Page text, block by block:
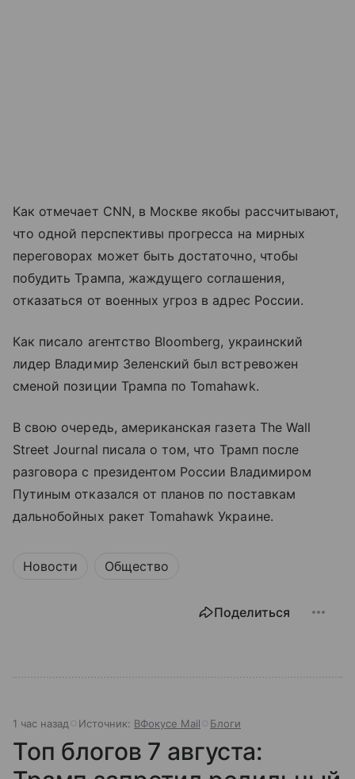
Как отмечает CNN, в Москве якобы рассчитывают,
что одной перспективы прогресса на мирных
переговорах может быть достаточно, чтобы
побудить Трампа, жаждущего соглашения,
отказаться от военных угроз в адрес России.
Как писало агентство Bloomberg, украинский
лидер Владимир Зеленский был встревожен
сменой позиции Трампа по Tomahawk.
В свою очередь, американская газета The Wall
Street Journal писала о том, что Трамп после
разговора с президентом России Владимиром
Путиным отказался от планов по поставкам
дальнобойных ракет Tomahawk Украине.
Новости Общество
Поделиться
1 час назад Источник: ВФокусе Mail Блоги
Топ блогов 7 августа: